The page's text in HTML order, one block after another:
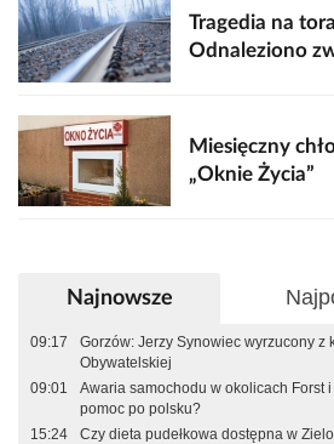
Tragedia na
Odnaleziono
Miesięczny
„Oknie Życia”
Najnowsze
09:17
Gorzów: Jerzy Synowiec wyrzucony z
Obywatelskiej
09:01
Awaria samochodu w okolicach Forst
pomoc po polsku?
15:24
Czy dieta pudełkowa dostępna w